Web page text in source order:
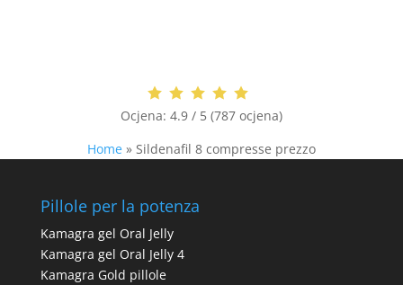
Ocjena: 4.9 / 5 (787 ocjena)
Home » Sildenafil 8 compresse prezzo
Pillole per la potenza
Kamagra gel Oral Jelly
Kamagra gel Oral Jelly 4
Kamagra Gold pillole